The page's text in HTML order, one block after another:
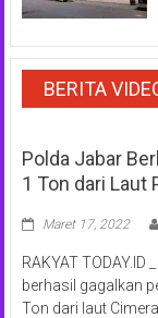
BERITA
Polda Jabar
1 Ton dari Laut
Maret 17, 2022
RAKYAT
berhasil gagalkan
Ton dari laut